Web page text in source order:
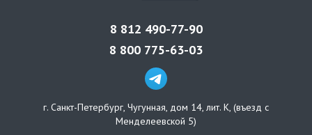
8 812 490-77-90
8 800 775-63-03
г. Санкт-Петербург, Чугунная, дом 14, лит. К, (въезд с
Менделеевской 5)